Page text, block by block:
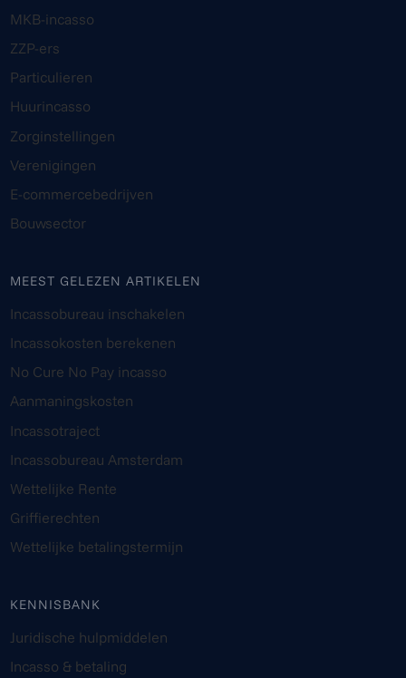
MKB-incasso
ZZP-ers
Particulieren
Huurincasso
Zorginstellingen
Verenigingen
E-commercebedrijven
Bouwsector
MEEST GELEZEN ARTIKELEN
Incassobureau inschakelen
Incassokosten berekenen
No Cure No Pay incasso
Aanmaningskosten
Incassotraject
Incassobureau Amsterdam
Wettelijke Rente
Griffierechten
Wettelijke betalingstermijn
KENNISBANK
Juridische hulpmiddelen
Incasso & betaling